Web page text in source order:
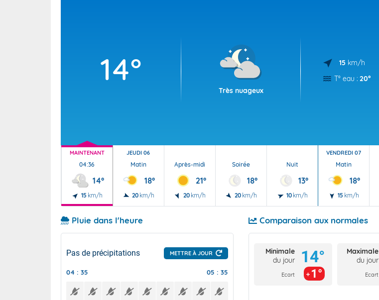
14°
Très nuageux
15 km/h
T° eau : 20°
MAINTENANT
04:36
14°
15 km/h
JEUDI 06
Matin
18°
20 km/h
Après-midi
21°
20 km/h
Soirée
18°
20 km/h
Nuit
13°
10 km/h
VENDREDI 07
Matin
18°
15 km/h
Pluie dans l'heure
Pas de précipitations METTRE À JOUR
04 : 35 05 : 35
Comparaison aux normales
Minimale
du jour
Ecart
14°
1°
Maximale
du jour
Ecart